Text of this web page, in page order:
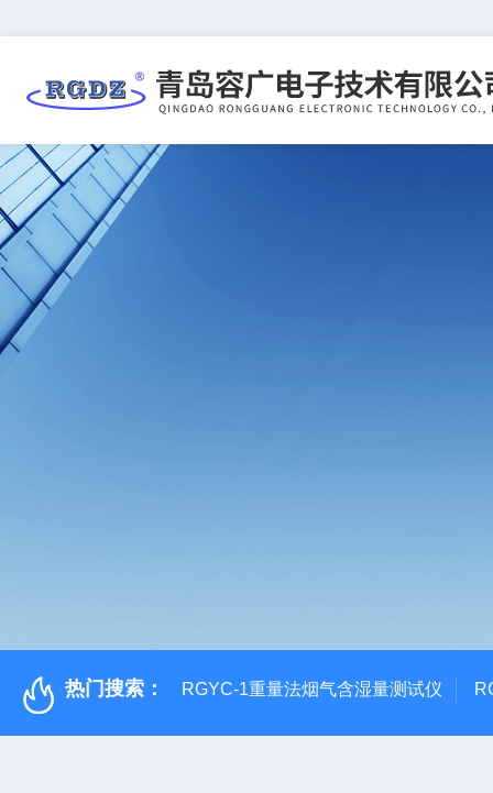
热门搜索： RGYC-1重量法烟气含湿量测试仪